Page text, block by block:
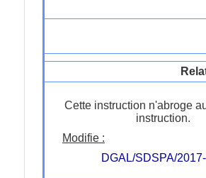
Cette instruction n'abroge
instruction.
Modifie :
DGAL/SDSPA/